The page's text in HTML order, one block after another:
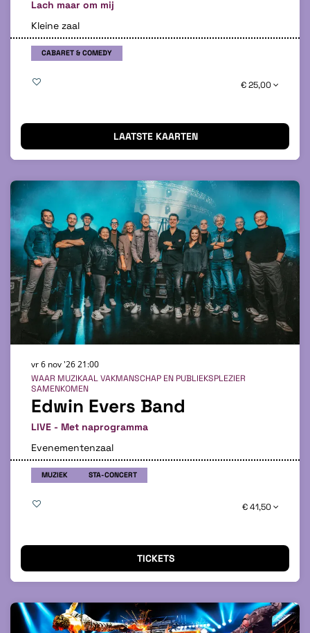
Lach maar om mij
Kleine zaal
CABARET & COMEDY
€ 25,00
LAATSTE KAARTEN
Edwin Evers Band
LIVE - Met naprogramma
WAAR MUZIKAAL VAKMANSCHAP EN PUBLIEKSPLEZIER
SAMENKOMEN
vr 6 nov '2621:00
Evenementenzaal
MUZIEK STA-CONCERT
€ 41,50
TICKETS